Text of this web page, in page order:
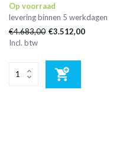
Op voorraad
levering binnen 5 werkdagen
€4.683,00 €3.512,00
Incl. btw